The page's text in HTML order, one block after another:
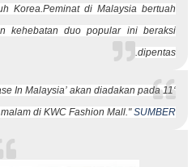
Korea.Peminat di Malaysia bertuah
kehebatan duo popular ini beraksi
dipentas.
‘Leesang 1
In Malaysia’ akan diadakan pada 11
di KWC Fashion Mall."SUMBER